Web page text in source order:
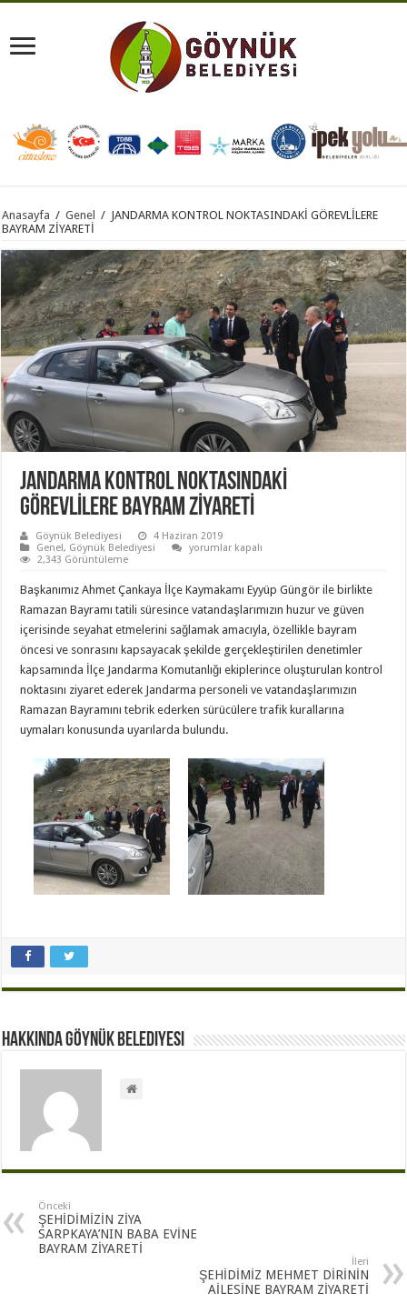
Anasayfa / Genel / JANDARMA KONTROL NOKTASINDAKİ GÖREVLİLERE
BAYRAM ZİYARETİ
JANDARMA KONTROL NOKTASINDAKİ
GÖREVLİLERE BAYRAM ZİYARETİ
Göynük Belediyesi
4 Haziran 2019
Genel, Göynük Belediyesi
JANDARMA
GÖREVLİLERE
BAYRAM
ZİYARETİ
yorumlar kapalı
2,343 Görüntüleme
Başkanımız Ahmet Çankaya İlçe Kaymakamı Eyyüp Güngör ile birlikte
Ramazan Bayramı tatili süresince vatandaşlarımızın huzur ve güven
içerisinde seyahat etmelerini sağlamak amacıyla, özellikle bayram
öncesi ve sonrasını kapsayacak şekilde gerçekleştirilen denetimler
kapsamında İlçe Jandarma Komutanlığı ekiplerince oluşturulan kontrol
noktasını ziyaret ederek Jandarma personeli ve vatandaşlarımızın
Ramazan Bayramını tebrik ederken sürücülere trafik kurallarına
uymaları konusunda uyarılarda bulundu.
Hakkında Göynük Belediyesi
Önceki
ŞEHİDİMİZİN ZİYA
SARPKAYA’NIN BABA EVİNE
BAYRAM ZİYARETİ
İleri
ŞEHİDİMİZ MEHMET DİRİNİN
AİLESİNE BAYRAM ZİYARETİ